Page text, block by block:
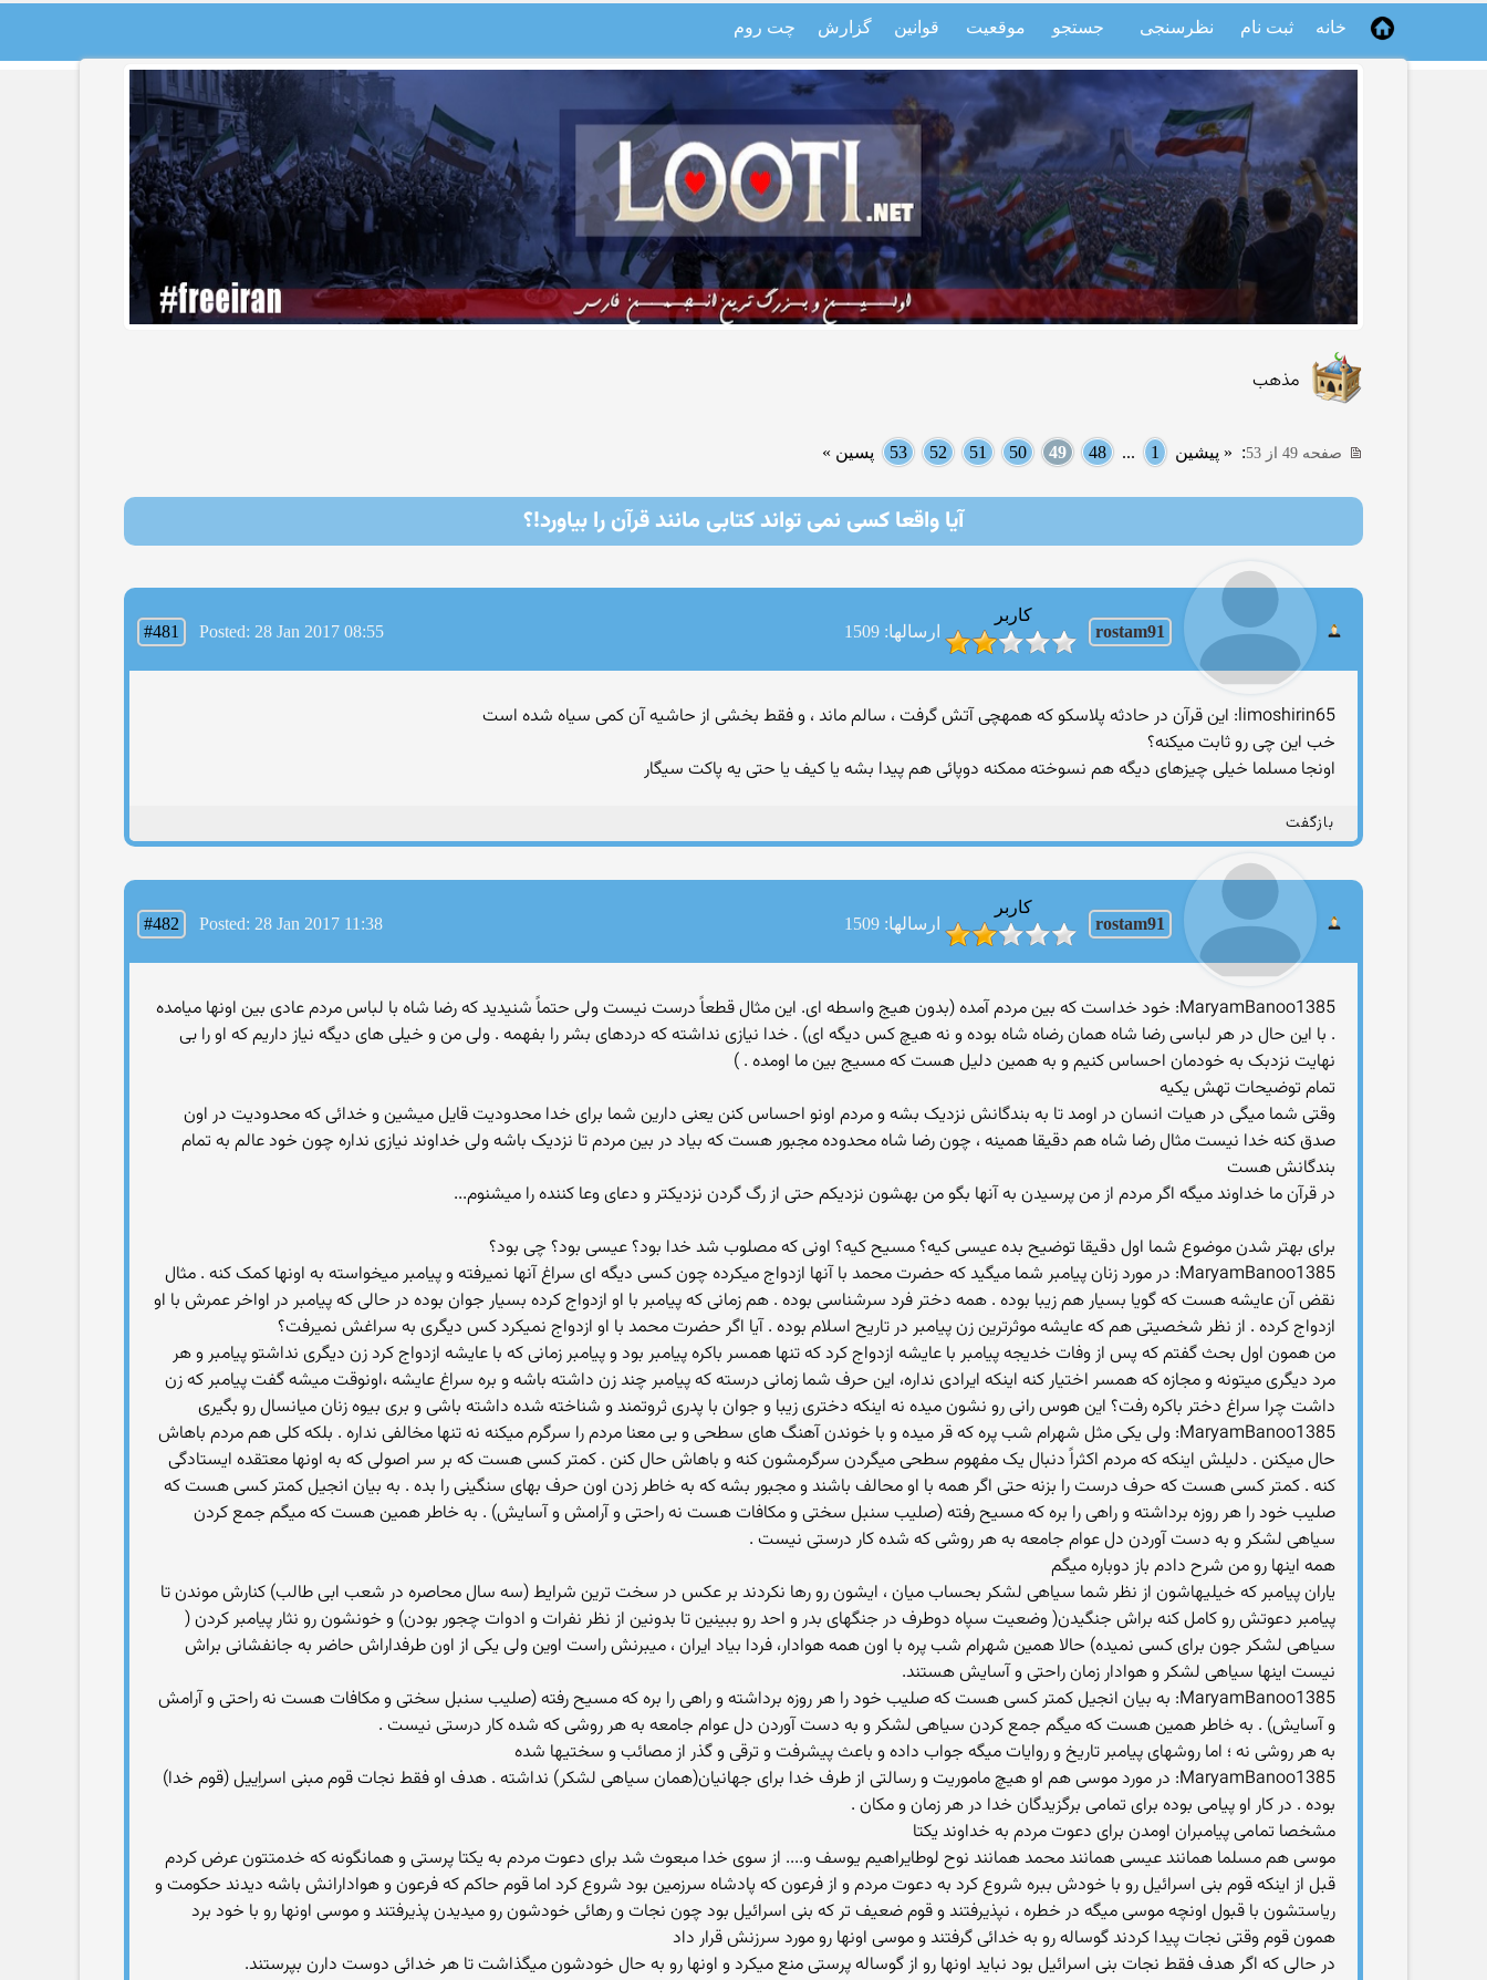
خانه ثبت نام نظرسنجی جستجو موقعیت قوانین گزارش چت روم
مذهب
صفحه 49 از 53 : « پیشین 1
...
48
49
50
51
52
53 پسین »
آیا واقعا كسی نمی تواند کتابی مانند قرآن را بیاورد!؟
rostam91
کاربر
ارسالها: 1509
#481 Posted: 28 Jan 2017 08:55
limoshirin65: این قرآن در حادثه پلاسکو که همهچی آتش گرفت ، سالم ماند ، و فقط بخشی از حاشیه آن کمی سیاه شده است
خب این چی رو ثابت میکنه؟
اونجا مسلما خیلی چیزهای دیگه هم نسوخته ممکنه دوپائی هم پیدا بشه یا کیف یا حتی یه پاکت سیگار
بازگفت
rostam91
کاربر
ارسالها: 1509
#482 Posted: 28 Jan 2017 11:38
MaryamBanoo1385: خود خداست که بین مردم آمده (بدون هیج واسطه ای. این مثال قطعاً درست نیست ولی حتماً شنیدید که رضا شاه با لباس مردم عادی بین اونها میامده
. با این حال در هر لباسی رضا شاه همان رضاه شاه بوده و نه هیچ کس دیگه ای) . خدا نیازی نداشته که دردهای بشر را بفهمه . ولی من و خیلی های دیگه نیاز داریم که او را بی
نهایت نزدبک به خودمان احساس کنیم و به همین دلیل هست که مسیج بین ما اومده . )
تمام توضیحات تهش یکیه
وقتی شما میگی در هیات انسان در اومد تا به بندگانش نزدیک بشه و مردم اونو احساس کنن یعنی دارین شما برای خدا محدودیت قایل میشین و خدائی که محدودیت در اون
صدق کنه خدا نیست مثال رضا شاه هم دقیقا همینه ، چون رضا شاه محدوده مجبور هست که بیاد در بین مردم تا نزدیک باشه ولی خداوند نیازی نداره چون خود عالم به تمام
بندگانش هست
در قرآن ما خداوند میگه اگر مردم از من پرسیدن به آنها بگو من بهشون نزدیکم حتی از رگ گردن نزدیکتر و دعای وعا کننده را میشنوم...
برای بهتر شدن موضوع شما اول دقیقا توضیح بده عیسی کیه؟ مسیح کیه؟ اونی که مصلوب شد خدا بود؟ عیسی بود؟ چی بود؟
MaryamBanoo1385: در مورد زنان پیامبر شما میگید که حضرت محمد با آنها ازدواج میکرده چون کسی دیگه ای سراغ آنها نمیرفته و پیامبر میخواسته به اونها کمک کنه . مثال
نقض آن عایشه هست که گویا بسیار هم زیبا بوده . همه دختر فرد سرشناسی بوده . هم زمانی که پیامبر با او ازدواج کرده بسیار جوان بوده در حالی که پیامبر در اواخر عمرش با او
ازدواج کرده . از نظر شخصیتی هم که عایشه موثرترین زن پیامبر در تاریح اسلام بوده . آیا اگر حضرت محمد با او ازدواج نمیکرد کس دیگری به سراغش نمیرفت؟
من همون اول بحث گفتم که پس از وفات خدیجه پیامبر با عایشه ازدواج کرد که تنها همسر باکره پیامبر بود و پیامبر زمانی که با عایشه ازدواج کرد زن دیگری نداشتو پیامبر و هر
مرد دیگری میتونه و مجازه که همسر اختیار کنه اینکه ایرادی نداره، این حرف شما زمانی درسته که پیامبر چند زن داشته باشه و بره سراغ عایشه ،‌اونوقت میشه گفت پیامبر که زن
داشت چرا سراغ دختر باکره رفت؟ این هوس رانی رو نشون میده نه اینکه دختری زیبا و جوان با پدری ثروتمند و شناخته شده داشته باشی و بری بیوه زنان میانسال رو بگیری
MaryamBanoo1385: ولی یکی مثل شهرام شب پره که قر میده و با خوندن آهنگ های سطحی و بی معنا مردم را سرگرم میکنه نه تنها مخالفی نداره . بلکه کلی هم مردم باهاش
حال میکنن . دلیلش اینکه که مردم اکثراً دنبال یک مفهوم سطحی میگردن سرگرمشون کنه و باهاش حال کنن . کمتر کسی هست که بر سر اصولی که به اونها معتقده ایستادگی
کنه . کمتر کسی هست که حرف درست را بزنه حتی اگر همه با او محالف باشند و مجبور بشه که به خاطر زدن اون حرف بهای سنگینی را بده . به بیان انجیل کمتر کسی هست که
صلیب خود را هر روزه برداشته و راهی را بره که مسیح رفته (صلیب سنبل سختی و مکافات هست نه راحتی و آرامش و آسایش) . به خاطر همین هست که میگم جمع کردن
سیاهی لشکر و به دست آوردن دل عوام جامعه به هر روشی که شده کار درستی نیست .
همه اینها رو من شرح دادم باز دوباره میگم
یاران پیامبر که خیلیهاشون از نظر شما سیاهی لشکر بحساب میان ، ایشون رو رها نکردند بر عکس در سخت ترین شرایط (سه سال محاصره در شعب ابی طالب) کنارش موندن تا
پیامبر دعوتش رو کامل کنه براش جنگیدن( وضعیت سپاه دوطرف در جنگهای بدر و احد رو ببینین تا بدونین از نظر نفرات و ادوات چجور بودن) و خونشون رو نثار پیامبر کردن (
سیاهی لشکر جون برای کسی نمیده) حالا همین شهرام شب پره با اون همه هوادار، فردا بیاد ایران ، میبرنش راست اوین ولی یکی از اون طرفداراش حاضر به جانفشانی براش
نیست اینها سیاهی لشکر و هوادار زمان راحتی و آسایش هستند.
MaryamBanoo1385: به بیان انجیل کمتر کسی هست که صلیب خود را هر روزه برداشته و راهی را بره که مسیح رفته (صلیب سنبل سختی و مکافات هست نه راحتی و آرامش
و آسایش) . به خاطر همین هست که میگم جمع کردن سیاهی لشکر و به دست آوردن دل عوام جامعه به هر روشی که شده کار درستی نیست .
به هر روشی نه ؛ اما روشهای پیامبر تاریخ و روایات میگه جواب داده و باعث پیشرفت و ترقی و گذر از مصائب و سختیها شده
MaryamBanoo1385: در مورد موسی هم او هیچ ماموریت و رسالتی از طرف خدا برای جهانیان(همان سیاهی لشکر) نداشته . هدف او فقط نجات قوم مبنی اسراِییل (قوم خدا)
بوده . در کار او پیامی بوده برای تمامی برگزیدگان خدا در هر زمان و مکان .
مشخصا تمامی پیامبران اومدن برای دعوت مردم به خداوند یکتا
موسی هم مسلما همانند عیسی همانند محمد همانند نوح لوطایراهیم یوسف و.... از سوی خدا مبعوث شد برای دعوت مردم به یکتا پرستی و همانگونه که خدمتتون عرض کردم
قبل از اینکه قوم بنی اسرائیل رو با خودش ببره شروع کرد به دعوت مردم و از فرعون که پادشاه سرزمین بود شروع کرد اما قوم حاکم که فرعون و هوادارانش باشه دیدند حکومت و
ریاستشون با قبول اونچه موسی میگه در خطره ، نپذیرفتند و قوم ضعیف تر که بنی اسرائیل بود چون نجات و رهائی خودشون رو میدیدن پذیرفتند و موسی اونها رو با خود برد
همون قوم وقتی نجات پیدا کردند گوساله رو به خدائی گرفتند و موسی اونها رو مورد سرزنش قرار داد
در حالی که اگر هدف فقط نجات بنی اسرائیل بود نباید اونها رو از گوساله پرستی منع میکرد و اونها رو به حال خودشون میگذاشت تا هر خدائی دوست دارن بپرستند.